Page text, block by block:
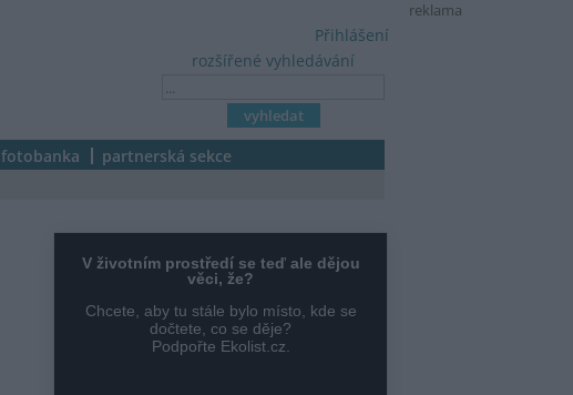
reklama
rozšířené vyhledávání
Přihlášení
fotobanka partnerská sekce